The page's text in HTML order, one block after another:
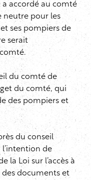
a accordé au comté
neutre pour les
ses pompiers de
serait
du comté de
du comté, qui
des pompiers et
du conseil
l’intention de
la Loi sur l’accès à
des documents et